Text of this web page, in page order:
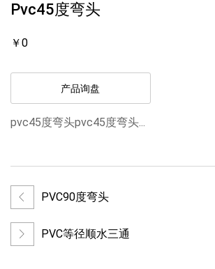
Pvc45度弯头
￥0
产品询盘
pvc45度弯头pvc45度弯头...
PVC90度弯头
PVC等径顺水三通